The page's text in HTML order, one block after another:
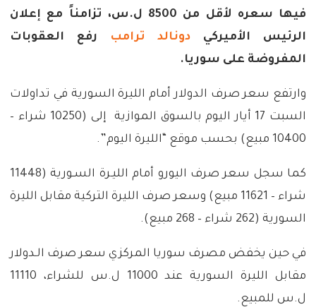
فيها سعره لأقل من 8500 ل.س، تزامناً مع إعلان
الرئيس الأميركي دونالد ترامب
رفع العقوبات
المفروضة على سوريا.
وارتفع سعر صرف الدولار أمام الليرة السورية في تداولات
السبت 17 أيار اليوم بالسوق الموازية إلى (10250 شراء –
10400 مبيع) بحسب موقع “الليرة اليوم”.
كما سجل سعر صرف اليورو أمام الليـرة السـورية (11448
شراء – 11621 مبيع) وسعر صرف الليرة التركية مقابل الليرة
السورية (262 شراء – 268 مبيع).
في حين يخفض مصرف سوريا المركزي سعر صرف الـدولار
مقابل الليرة السورية عند 11000 ل.س للشراء، 11110
ل.س للمبيع.